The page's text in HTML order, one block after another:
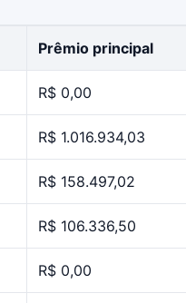
Prêmio principal
R$ 0,00
R$ 1.016.934,03
R$ 158.497,02
R$ 106.336,50
R$ 0,00